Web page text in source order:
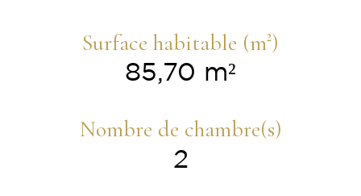
Surface habitable (m²)
85,70 m²
Nombre de chambre(s)
2